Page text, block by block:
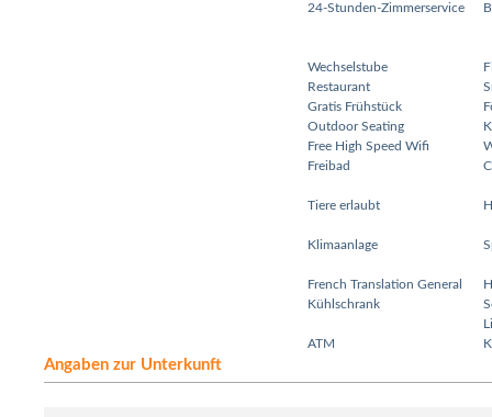
24-Stunden-Zimmerservice
Wechselstube
Restaurant
Gratis Frühstück
Outdoor Seating
Free High Speed Wifi
Freibad
Tiere erlaubt
Klimaanlage
French Translation General
Kühlschrank
ATM
Angaben zur Unterkunft